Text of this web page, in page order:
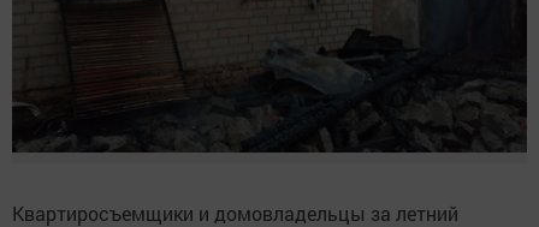
Квартиросъемщики и домовладельцы за летний